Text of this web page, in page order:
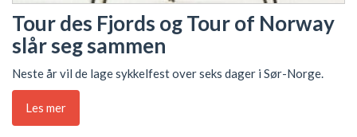
Tour des Fjords og Tour of Norway
slår seg sammen
Neste år vil de lage sykkelfest over seks dager i Sør-Norge.
Les mer